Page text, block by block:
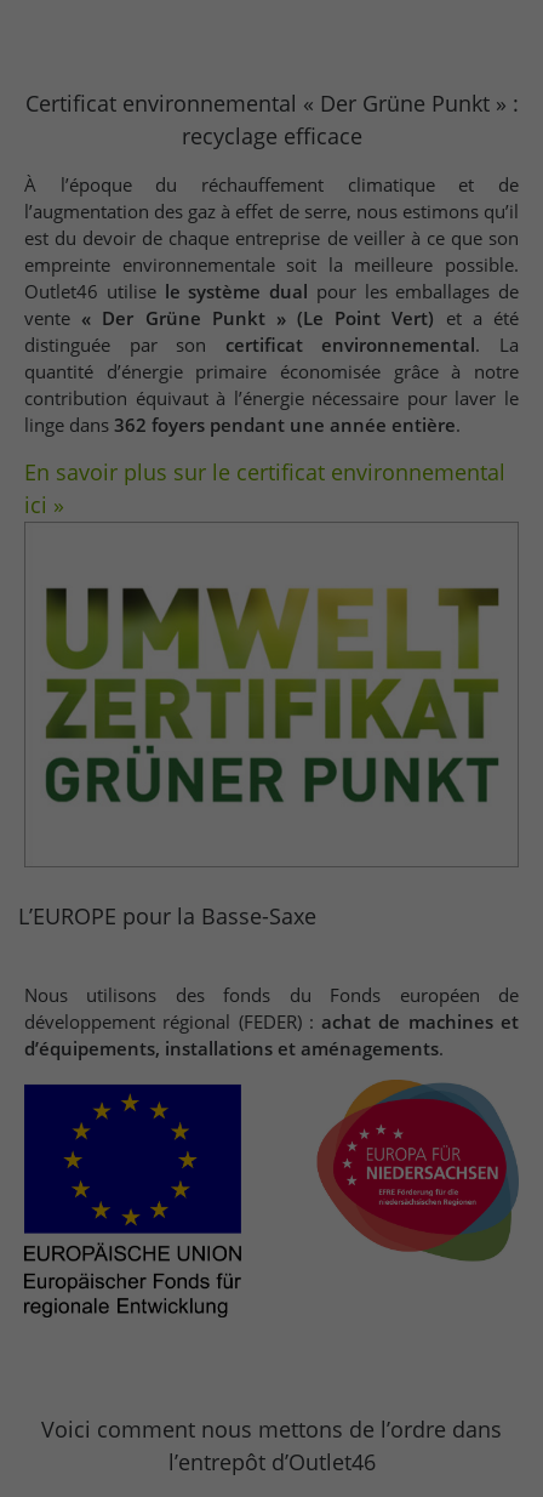
Certificat environnemental « Der Grüne Punkt » :
recyclage efficace
À l’époque du réchauffement climatique et de
l’augmentation des gaz à effet de serre, nous estimons qu’il
est du devoir de chaque entreprise de veiller à ce que son
empreinte environnementale soit la meilleure possible.
Outlet46 utilise le système dual pour les emballages de
vente« Der Grüne Punkt » (Le Point Vert) et a été
distinguée par son certificat environnemental. La
quantité d’énergie primaire économisée grâce à notre
contribution équivaut à l’énergie nécessaire pour laver le
linge dans 362 foyers pendant une année entière.
En savoir plus sur le certificat environnemental
ici »
L’EUROPE pour la Basse-Saxe
Nous utilisons des fonds du Fonds européen de
développement régional (FEDER) :achat de machines et
d’équipements, installations et aménagements.
Voici comment nous mettons de l’ordre dans
l’entrepôt d’Outlet46